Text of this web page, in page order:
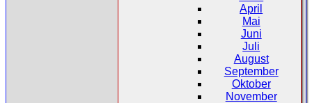
April
Mai
Juni
Juli
August
September
Oktober
November